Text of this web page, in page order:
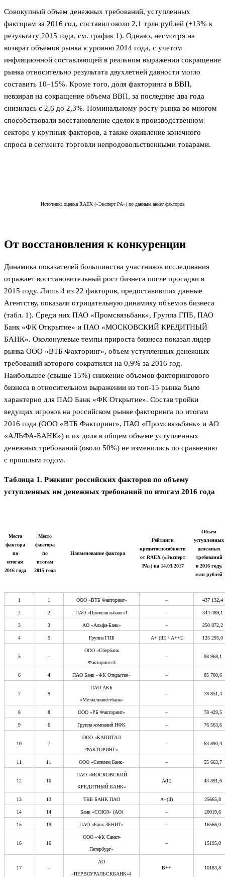
Совокупный объем денежных требований, уступленных
факторам за 2016 год, составил около 2,1 трлн рублей (+13% к
результату 2015 года, см. график 1). Однако, несмотря на
возврат объемов рынка к уровню 2014 года, с учетом
инфляционной составляющей в реальном выражении сокращение
рынка относительно результата двухлетней давности могло
составить 10–15%. Кроме того, доля факторинга в ВВП,
невзирая на сокращение объема ВВП, за последние два года
снизилась с 2,6 до 2,3%. Номинальному росту рынка во многом
способствовали восстановление сделок в производственном
секторе у крупных факторов, а также оживление конечного
спроса в сегменте торговли непродовольственными товарами.
Источник: оценка RAEX («Эксперт РА») по данным анкет факторов
От восстановления к конкуренции
Динамика показателей большинства участников исследования
отражает восстановительный рост бизнеса после просадки в
2015 году. Лишь 4 из 22 факторов, предоставивших данные
Агентству, показали отрицательную динамику объемов бизнеса
(табл. 1). Среди них ПАО «Промсвязьбанк», Группа ГПБ, ПАО
Банк «ФК Открытие» и ПАО «МОСКОВСКИЙ КРЕДИТНЫЙ
БАНК». Околонулевые темпы прироста бизнеса показал лидер
рынка ООО «ВТБ Факторинг», объем уступленных денежных
требований которого сократился на 0,9% за 2016 год.
Наибольшее (свыше 15%) снижение объемов факторингового
бизнеса в относительном выражении из топ-15 рынка было
характерно для ПАО Банк «ФК Открытие». Состав тройки
ведущих игроков на российском рынке факторинга по итогам
2016 года (ООО «ВТБ Факторинг», ПАО «Промсвязьбанк» и АО
«АЛЬФА-БАНК») и их доля в общем объеме уступленных
денежных требований (около 50%) не изменились по сравнению
с прошлым годом.
Таблица 1. Рэнкинг российских факторов по объему
уступленных им денежных требований по итогам 2016 года
Место
фактора
по
итогам
2016 года
Место
фактора
по
итогам
2015 года
Наименование фактора
Рейтинги
кредитоспособности
от RAEX («Эксперт
РА») на 14.03.2017
Объем
уступленных
денежных
требований
в 2016 году,
млн рублей
1 1 ООО «ВТБ Факторинг» – 437 132,4
2 2 ПАО «Промсвязьбанк»1 – 344 489,1
3 3 АО «Альфа-Банк» – 250 872,2
4 5 Группа ГПБ А+ (III) / A++2 125 295,0
5 –
ООО «Сбербанк
Факторинг»3
– 98 968,1
6 4 ПАО Банк «ФК Открытие» – 85 700,6
7 9
ПАО АКБ
«Металлинвестбанк»
– 78 851,4
8 8 ООО «РБ Факторинг» – 78 429,5
9 6 Группа компаний НФК – 76 563,6
10 7
ООО «КАПИТАЛ
ФАКТОРИНГ»
– 63 890,4
11 11 ООО «Сетелем Банк» – 55 663,7
12 10
ПАО «МОСКОВСКИЙ
КРЕДИТНЫЙ БАНК»
А(II) 43 891,6
13 13 ТКБ БAHK ПАО А+(II) 25665,8
14 14 Банк «СОЮЗ» (АО) – 20019,6
15 19 ПАО «Банк ЗЕНИТ» – 16566,0
16 16
ООО «ФК Санкт-
Петербург»
– 15195,0
17 –
АО
«ПЕРВОУРАЛЬСКБАНК»4
В++ 10183,8